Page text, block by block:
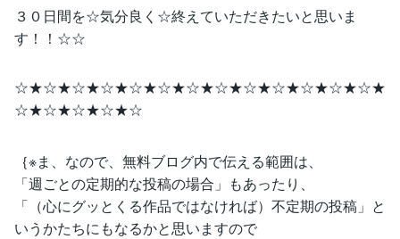
３０日間を☆気分良く☆終えていただきたいと思いま
す！！☆☆
☆★☆★☆★☆★☆★☆★☆★☆★☆★☆★☆★☆★☆★
☆★☆★☆★☆★☆
｛※ま、なので、無料ブログ内で伝える範囲は、
「週ごとの定期的な投稿の場合」もあったり、
「（心にグッとくる作品ではなければ）不定期の投稿」と
いうかたちにもなるかと思いますので